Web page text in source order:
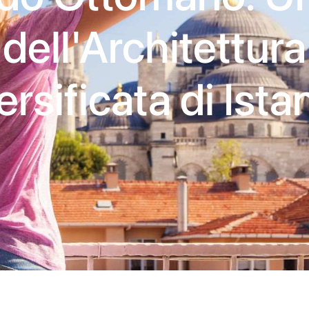
dell'Architettura
di